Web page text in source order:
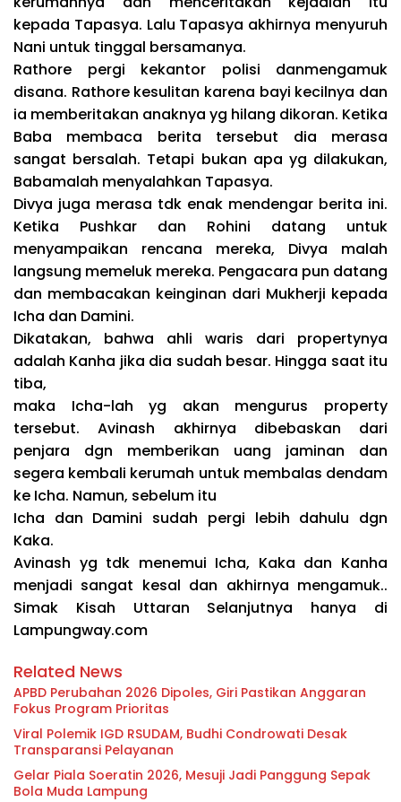
kepada Tapasya. Lalu Tapasya akhirnya menyuruh
Nani untuk tinggal bersamanya.
Rathore pergi kekantor polisi danmengamuk
disana. Rathore kesulitan karena bayi kecilnya dan
ia memberitakan anaknya yg hilang dikoran. Ketika
Baba membaca berita tersebut dia merasa
sangat bersalah. Tetapi bukan apa yg dilakukan,
Babamalah menyalahkan Tapasya.
Divya juga merasa tdk enak mendengar berita ini.
Ketika Pushkar dan Rohini datang untuk
menyampaikan rencana mereka, Divya malah
langsung memeluk mereka. Pengacara pun datang
dan membacakan keinginan dari Mukherji kepada
Icha dan Damini.
Dikatakan, bahwa ahli waris dari propertynya
adalah Kanha jika dia sudah besar. Hingga saat itu
tiba,
maka Icha-lah yg akan mengurus property
tersebut. Avinash akhirnya dibebaskan dari
penjara dgn memberikan uang jaminan dan
segera kembali kerumah untuk membalas dendam
ke Icha. Namun, sebelum itu
Icha dan Damini sudah pergi lebih dahulu dgn
Kaka.
Avinash yg tdk menemui Icha, Kaka dan Kanha
menjadi sangat kesal dan akhirnya mengamuk..
Simak Kisah Uttaran Selanjutnya hanya di
Lampungway.com
Related News
APBD Perubahan 2026 Dipoles, Giri Pastikan Anggaran
Fokus Program Prioritas
Viral Polemik IGD RSUDAM, Budhi Condrowati Desak
Transparansi Pelayanan
Gelar Piala Soeratin 2026, Mesuji Jadi Panggung Sepak
Bola Muda Lampung